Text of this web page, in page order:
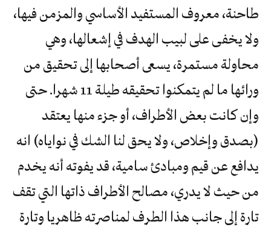
طاحنة، معروف المستفيد الأساسي والمزمن فيها،
ولا يخفى على لبيب الهدف في إشعالها، وهي
محاولة مستمرة، يسعى أصحابها إلى تحقيق من
ورائها ما لم يتمكنوا تحقيقه طيلة 11 شهرا. حتى
وإن كانت بعض الأطراف، أو جزء منها يعتقد
(بصدق وإخلاص، ولا يحق لنا الشك في نواياه) انه
يدافع عن قيم ومبادئ سامية، قد يفوته أنه يخدم
من حيث لا يدري، مصالح الأطراف ذاتها التي تقف
تارة إلى جانب هذا الطرف لمناصرته ظاهريا وتارة